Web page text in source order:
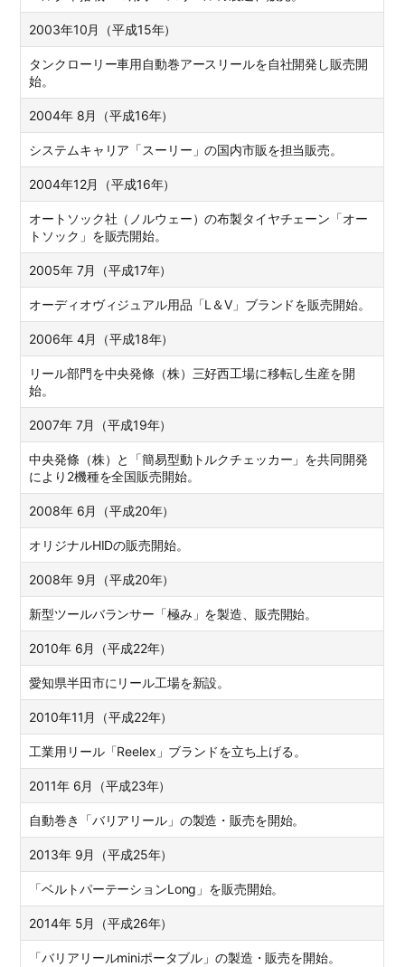
2003年10月（平成15年）
タンクローリー車用自動巻アースリールを自社開発し販売開
始。
2004年 8月（平成16年）
システムキャリア「スーリー」の国内市販を担当販売。
2004年12月（平成16年）
オートソック社（ノルウェー）の布製タイヤチェーン「オー
トソック」を販売開始。
2005年 7月（平成17年）
オーディオヴィジュアル用品「L＆V」ブランドを販売開始。
2006年 4月（平成18年）
リール部門を中央発條（株）三好西工場に移転し生産を開
始。
2007年 7月（平成19年）
中央発條（株）と「簡易型動トルクチェッカー」を共同開発
により2機種を全国販売開始。
2008年 6月（平成20年）
オリジナルHIDの販売開始。
2008年 9月（平成20年）
新型ツールバランサー「極み」を製造、販売開始。
2010年 6月（平成22年）
愛知県半田市にリール工場を新設。
2010年11月（平成22年）
工業用リール「Reelex」ブランドを立ち上げる。
2011年 6月（平成23年）
自動巻き「バリアリール」の製造・販売を開始。
2013年 9月（平成25年）
「ベルトパーテーションLong」を販売開始。
2014年 5月（平成26年）
「バリアリールminiポータブル」の製造・販売を開始。